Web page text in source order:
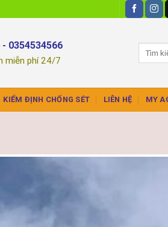
-
0354534566
miễn phí 24/7
KIỂM ĐỊNH CHỐNG SÉT LIÊN HỆ MY